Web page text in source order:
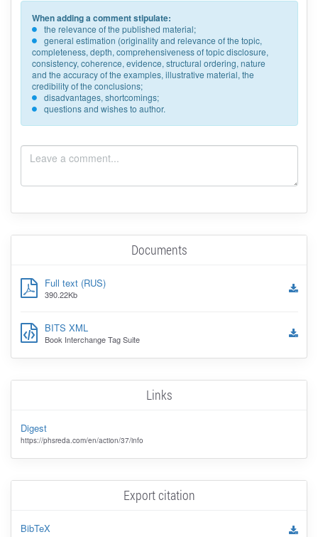
When adding a comment stipulate:
the relevance of the published material;
general estimation (originality and relevance of the topic,
completeness, depth, comprehensiveness of topic disclosure,
consistency, coherence, evidence, structural ordering, nature
and the accuracy of the examples, illustrative material, the
credibility of the conclusions;
disadvantages, shortcomings;
questions and wishes to author.
Documents
Full text (RUS)
390.22Kb
BITS XML
Book Interchange Tag Suite
Links
Digest
https://phsreda.com/en/action/37/info
Export citation
BibTeX